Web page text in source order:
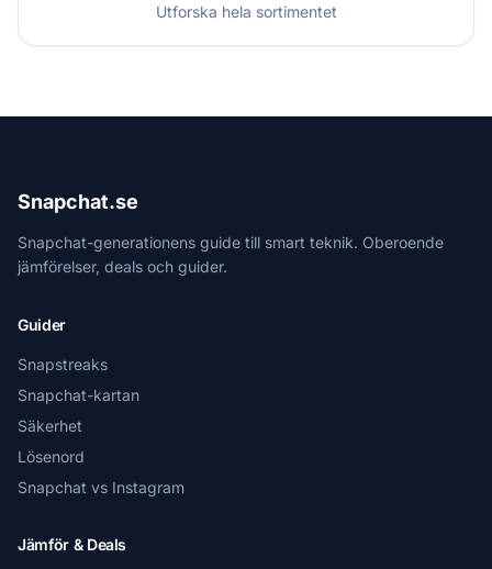
Utforska hela sortimentet
Snapchat.se
Snapchat-generationens guide till smart teknik. Oberoende
jämförelser, deals och guider.
Guider
Snapstreaks
Snapchat-kartan
Säkerhet
Lösenord
Snapchat vs Instagram
Jämför & Deals